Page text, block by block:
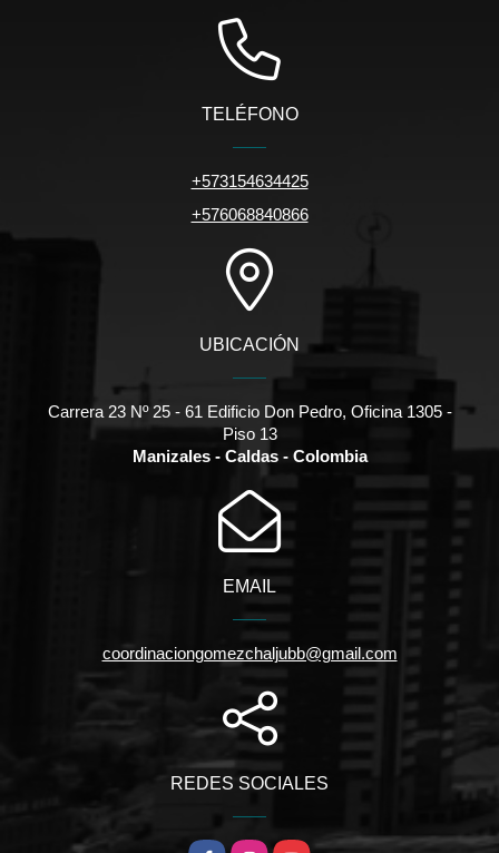
TELÉFONO
+573154634425
+576068840866
UBICACIÓN
Carrera 23 Nº 25 - 61 Edificio Don Pedro, Oficina 1305 -
Piso 13
Manizales - Caldas - Colombia
EMAIL
coordinaciongomezchaljubb@gmail.com
REDES SOCIALES